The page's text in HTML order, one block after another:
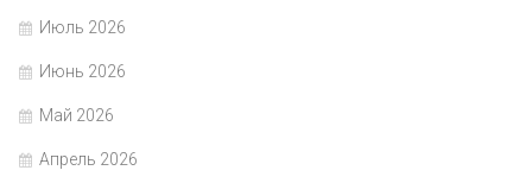
Июль 2026
Июнь 2026
Май 2026
Апрель 2026